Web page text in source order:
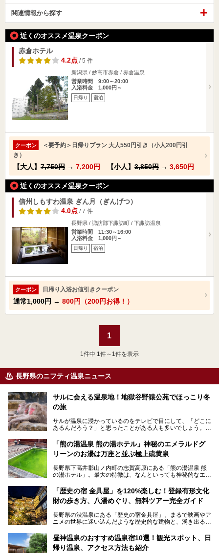
関連情報から探す
近くのオススメ温泉クーポン
赤倉ホテル
4.2点/ 5 件
新潟県 / 妙高市赤倉 / 赤倉温泉
営業時間 9:00～20:00
入浴料金 1,000円～
日帰り 宿泊
クーポン
＜要予約＞日帰りプラン 大人550円引き（小人200円引
き）
【大人】 7,750円 → 7,200円 【小人】 3,850円 → 3,650円
近くのオススメ温泉クーポン
信州しもすわ温泉 ぎん月（ぎんげつ）
4.0点/ 7 件
長野県 / 諏訪郡下諏訪町 / 下諏訪温泉
営業時間 11:30～16:00
入浴料金 1,000円～
日帰り 宿泊
クーポン 日帰り入浴お値引きクーポン
通常1,000円 → 800円（200円お得！）
1
1 件中 1件～1件を表示
長野県のニフティ温泉ニュース
サルに会える温泉地！地獄谷野猿公苑でほっこり冬
の旅
サルが温泉に浸かっているのをテレビで目にして、「どこに
あるんだろう？」と思ったことがある人も多いでしょう。
この微笑ましい光景は、長野県にある「地獄谷野猿公苑」で
見られるもので、野生のサルが雪景色の中で温泉に浸かる姿
を間近で観察できます。
本記事では、地獄谷野猿公苑の魅力や見どころ、サルと温泉
との関係性、地獄谷周辺の観光スポットについて紹介しま
ので、野生のサルを観察する貴重な自然体験と温泉をあわせ
て楽しみたい人は、ぜひ参考にしてください。
「熊の湯温泉 熊の湯ホテル」神秘のエメラルドグ
リーンのお湯は万座と並ぶ極上硫黄泉
長野県下高井郡山ノ内町の志賀高原にある「熊の湯温泉 熊
の湯ホテル」。最大の特徴は、なんといっても神秘的なエメ
リピートするファンも多い温泉です。冬はスキーと一緒に楽
しみたい極上の温泉を紹介します。
「歴史の宿 金具屋」を120%楽しむ！登録有形文化
財の歩き方、八湯めぐり、無料ツアー完全ガイド
長野県の渋温泉にある「歴史の宿金具屋」。まるで映画やア
ニメの世界に迷い込んだような歴史的な建物と、湧き出る温
を隅々まで楽しみたいですよね。この記事では、金具屋での
滞在を最高の思い出にするための「楽しみ方」を徹底的にご
紹介します！
昼神温泉のおすすめ温泉宿10選！観光スポット、日
帰り温泉、アクセス方法も紹介